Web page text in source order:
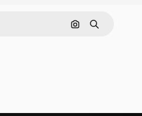
Nach Bild suchen
Suchen